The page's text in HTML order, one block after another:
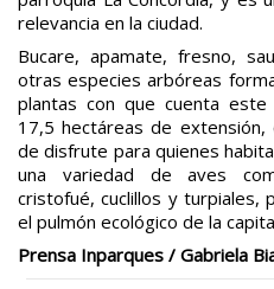
relevancia en la ciudad.
Bucare, apamate, fresno,
otras especies arbóreas
plantas con que cuenta este
17,5 hectáreas de
de disfrute para quienes
una variedad de aves
cristofué, cuclillos y turpiales,
el pulmón ecológico de la
Prensa Inparques / Gabriela